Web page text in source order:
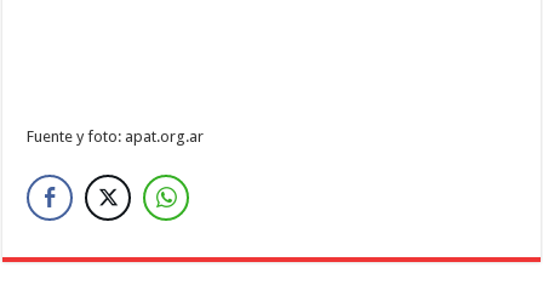
Fuente y foto: apat.org.ar